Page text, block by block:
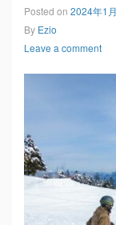
Posted on 2024年1
By Ezio
Leave a comment